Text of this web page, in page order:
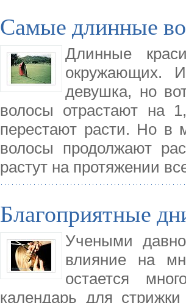
Самые длинные
Длинные
окружающих.
девушка, но
волосы отрастают на
перестают расти. Но в
волосы продолжают
растут на протяжении
Благоприятные
Учеными
влияние на
остается
календарь для